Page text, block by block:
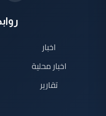
اخبار
اخبار محلية
تقارير